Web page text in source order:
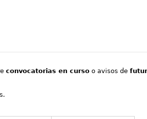
convocatorias en curso o avisos de